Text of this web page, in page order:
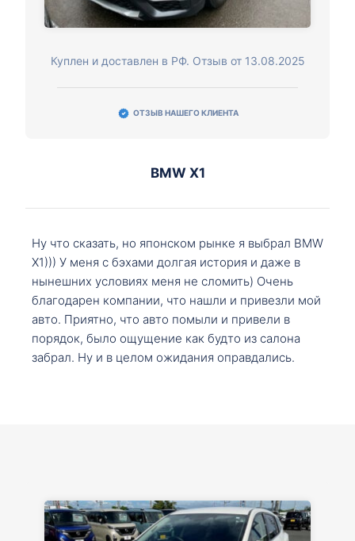
Куплен и доставлен в РФ. Отзыв от 13.08.2025
ОТЗЫВ НАШЕГО КЛИЕНТА
BMW X1
Ну что сказать, но японском рынке я выбрал BMW
X1))) У меня с бэхами долгая история и даже в
нынешних условиях меня не сломить) Очень
благодарен компании, что нашли и привезли мой
авто. Приятно, что авто помыли и привели в
порядок, было ощущение как будто из салона
забрал. Ну и в целом ожидания оправдались.